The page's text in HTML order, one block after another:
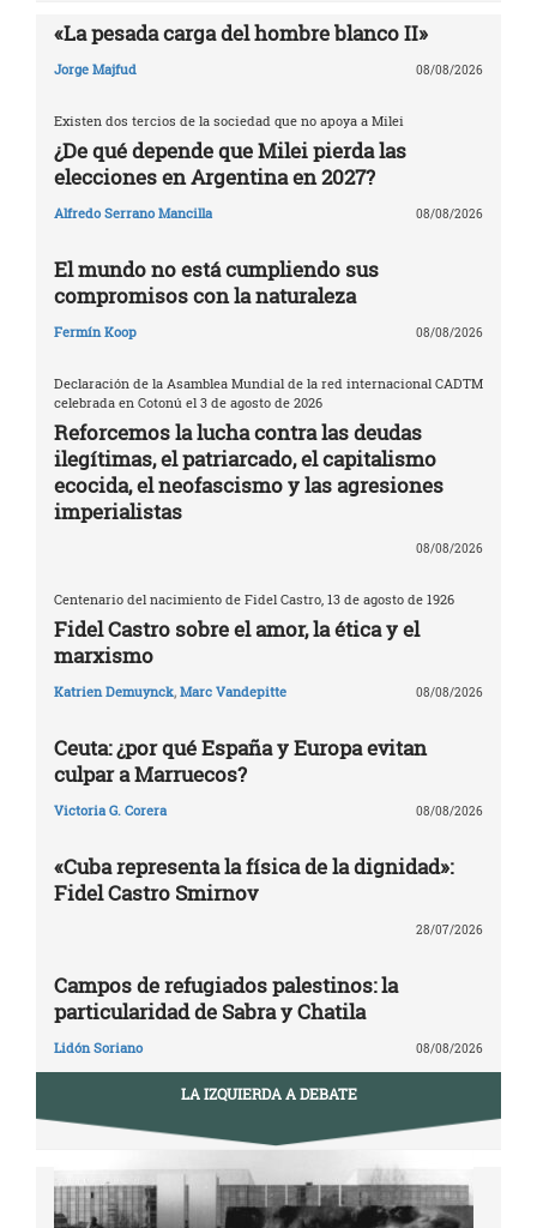
«La pesada carga del hombre blanco II»
Jorge Majfud 08/08/2026
Existen dos tercios de la sociedad que no apoya a Milei
¿De qué depende que Milei pierda las
elecciones en Argentina en 2027?
Alfredo Serrano Mancilla 08/08/2026
El mundo no está cumpliendo sus
compromisos con la naturaleza
Fermín Koop 08/08/2026
Declaración de la Asamblea Mundial de la red internacional CADTM
celebrada en Cotonú el 3 de agosto de 2026
Reforcemos la lucha contra las deudas
ilegítimas, el patriarcado, el capitalismo
ecocida, el neofascismo y las agresiones
imperialistas
08/08/2026
Centenario del nacimiento de Fidel Castro, 13 de agosto de 1926
Fidel Castro sobre el amor, la ética y el
marxismo
Katrien Demuynck, Marc Vandepitte 08/08/2026
Ceuta: ¿por qué España y Europa evitan
culpar a Marruecos?
Victoria G. Corera 08/08/2026
«Cuba representa la física de la dignidad»:
Fidel Castro Smirnov
28/07/2026
Campos de refugiados palestinos: la
particularidad de Sabra y Chatila
Lidón Soriano 08/08/2026
LA IZQUIERDA A DEBATE